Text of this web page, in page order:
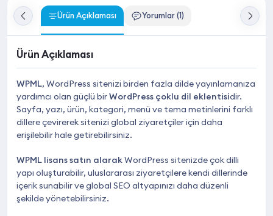
Ürün Açıklaması Yorumlar (1)
Ürün Açıklaması
WPML, WordPress sitenizi birden fazla dilde yayınlamanıza
yardımcı olan güçlü birWordPress çoklu dil eklentisidir.
Sayfa, yazı, ürün, kategori, menü ve tema metinlerini farklı
dillere çevirerek sitenizi global ziyaretçiler için daha
erişilebilir hale getirebilirsiniz.
WPML lisans satın alarakWordPress sitenizde çok dilli
yapı oluşturabilir, uluslararası ziyaretçilere kendi dillerinde
içerik sunabilir ve global SEO altyapınızı daha düzenli
şekilde yönetebilirsiniz.